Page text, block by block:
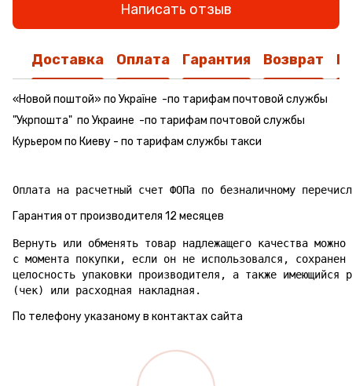
Написать отзыв
Доставка Оплата Гарантия Возврат
«Новой поштой» по Україне -по тарифам почтовой службы
"Укрпошта" по Украине -по тарифам почтовой службы
Курьером по Киеву - по тарифам службы такси
Гарантия от производителя 12 месяцев
Вернуть или обменять товар надлежащего качества
с момента покупки, если он не использовался,
целосность упаковки производителя, а также имеющийся
(чек) или расходная накладная.
По телефону указаному в контактах сайта